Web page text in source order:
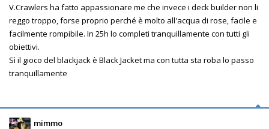
V.Crawlers ha fatto appassionare me che invece i deck builder non li
reggo troppo, forse proprio perché è molto all'acqua di rose, facile e
facilmente rompibile. In 25h lo completi tranquillamente con tutti gli
obiettivi.
Sì il gioco del blackjack è Black Jacket ma con tutta sta roba lo passo
tranquillamente
mimmo